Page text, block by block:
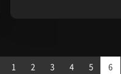
1 2 3 4 5 6